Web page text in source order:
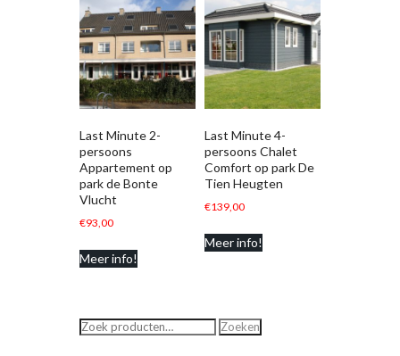
Last Minute 2-
persoons
Appartement op
park de Bonte
Vlucht
€93,00
Meer info!
Last Minute 4-
persoons Chalet
Comfort op park De
Tien Heugten
€139,00
Meer info!
Zoeken
Zoeken